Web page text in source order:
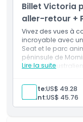
Billet Victoria
aller-retour +
Vivez des vues à
incroyable avec
Seat et le parc
péninsule de
animaux
Lire la suite
Adulte:US$ 49.28
Enfant:US$ 45.76